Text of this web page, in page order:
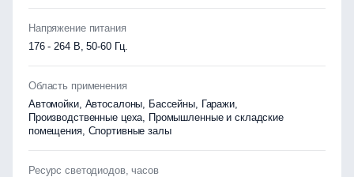
Напряжение питания
176 - 264 В, 50-60 Гц.
Область применения
Автомойки, Автосалоны, Бассейны, Гаражи,
Производственные цеха, Промышленные и складские
помещения, Спортивные залы
Ресурс светодиодов, часов